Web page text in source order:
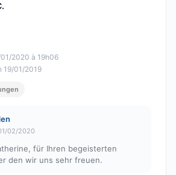
5
2020 à 19h06
19/01/2019
02/2020
für Ihren begeisterten
den wir uns sehr freuen.